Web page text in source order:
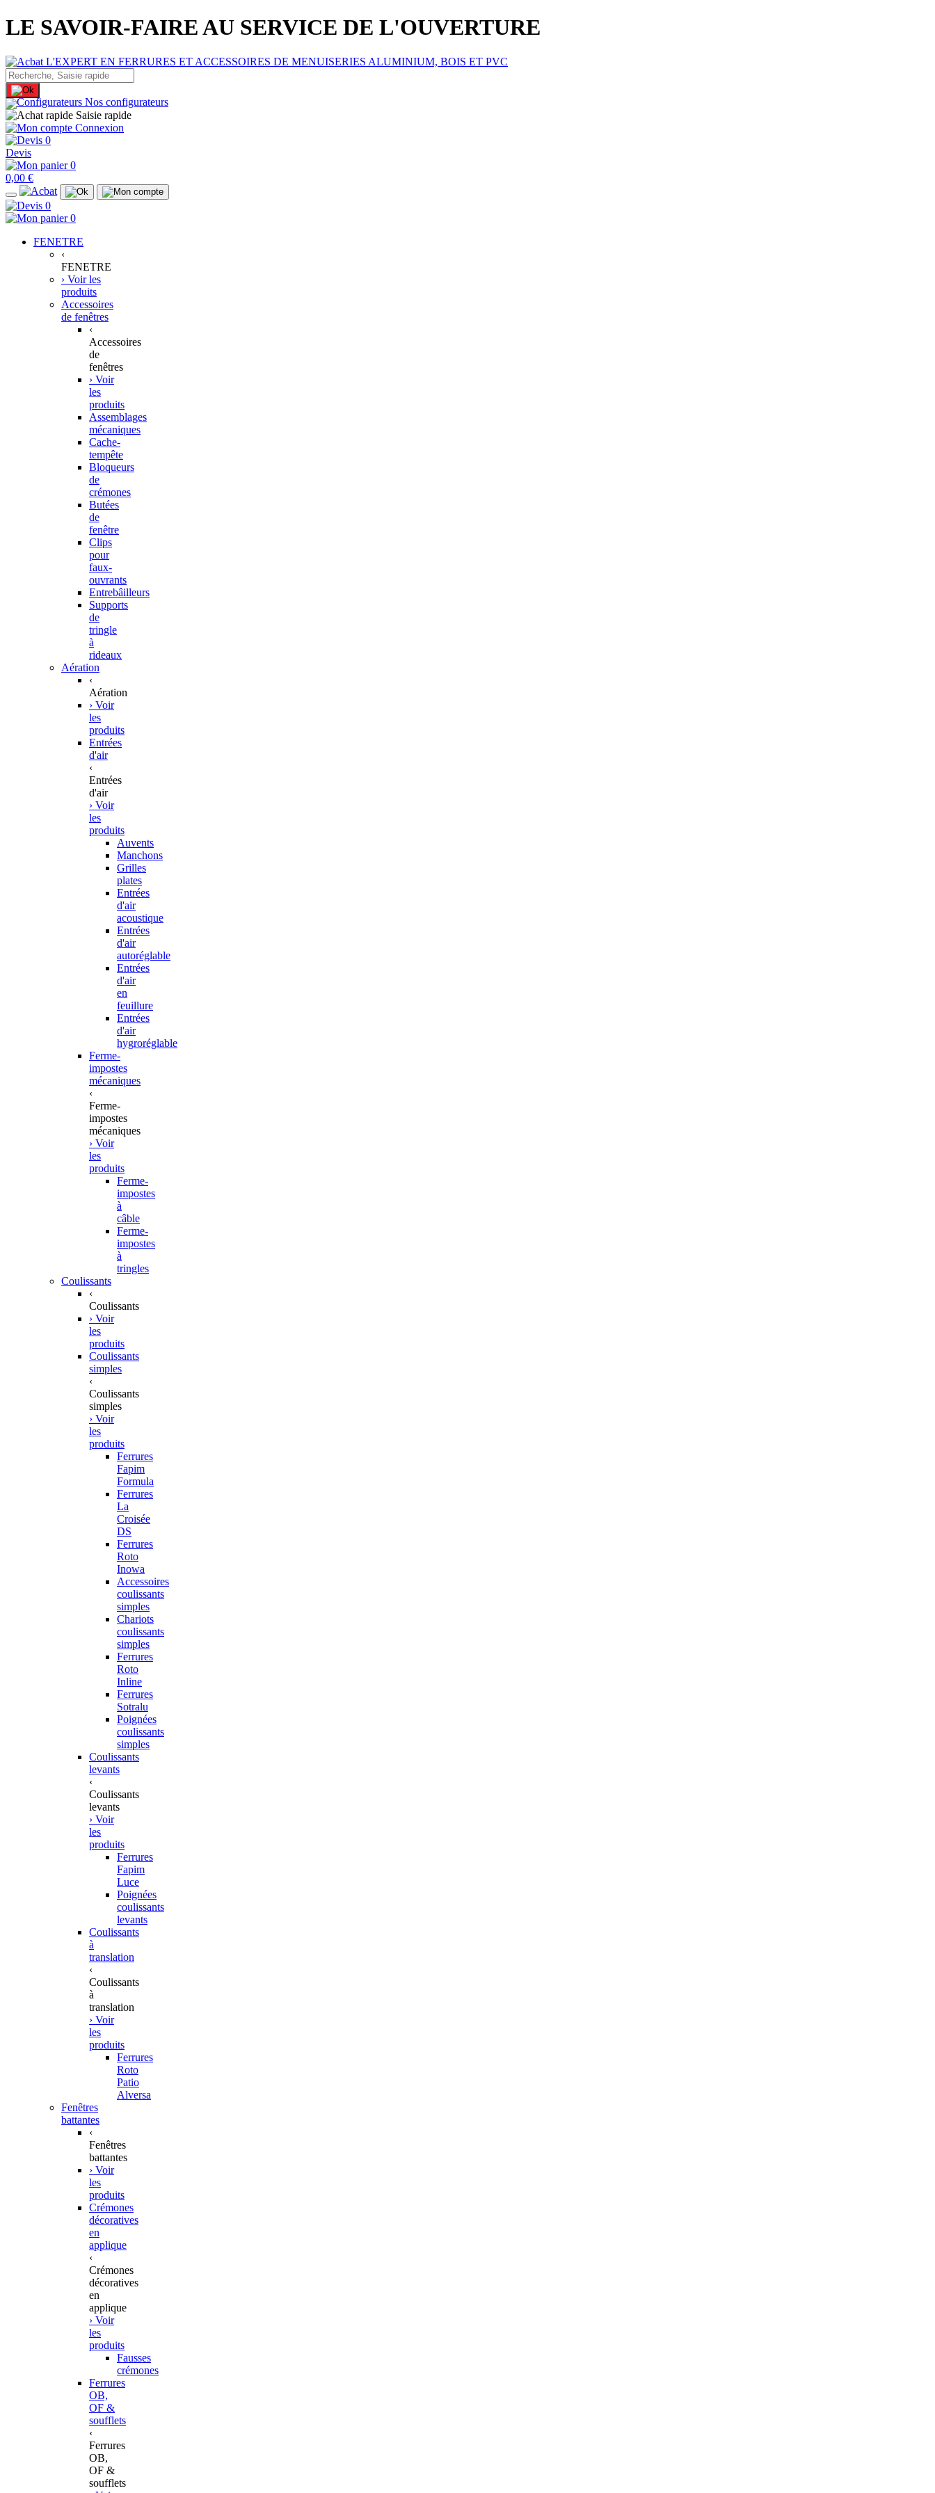
LE SAVOIR-FAIRE AU SERVICE DE L'OUVERTURE
Nos configurateurs
Saisie rapide
Connexion
0
Devis
0
0,00 €
0
0
FENETRE
‹
FENETRE
› Voir les
produits
Accessoires
de fenêtres
‹
Accessoires
de
fenêtres
› Voir
les
produits
Assemblages
mécaniques
Cache-
tempête
Bloqueurs
de
crémones
Butées
de
fenêtre
Clips
pour
faux-
ouvrants
Entrebâilleurs
Supports
de
tringle
à
rideaux
Aération
‹
Aération
› Voir
les
produits
Entrées
d'air
‹
Entrées
d'air
› Voir
les
produits
Auvents
Manchons
Grilles
plates
Entrées
d'air
acoustique
Entrées
d'air
autoréglable
Entrées
d'air
en
feuillure
Entrées
d'air
hygroréglable
Ferme-
impostes
mécaniques
‹
Ferme-
impostes
mécaniques
› Voir
les
produits
Ferme-
impostes
à
câble
Ferme-
impostes
à
tringles
Coulissants
‹
Coulissants
› Voir
les
produits
Coulissants
simples
‹
Coulissants
simples
› Voir
les
produits
Ferrures
Fapim
Formula
Ferrures
La
Croisée
DS
Ferrures
Roto
Inowa
Accessoires
coulissants
simples
Chariots
coulissants
simples
Ferrures
Roto
Inline
Ferrures
Sotralu
Poignées
coulissants
simples
Coulissants
levants
‹
Coulissants
levants
› Voir
les
produits
Ferrures
Fapim
Luce
Poignées
coulissants
levants
Coulissants
à
translation
‹
Coulissants
à
translation
› Voir
les
produits
Ferrures
Roto
Patio
Alversa
Fenêtres
battantes
‹
Fenêtres
battantes
› Voir
les
produits
Crémones
décoratives
en
applique
‹
Crémones
décoratives
en
applique
› Voir
les
produits
Fausses
crémones
Ferrures
OB,
OF &
soufflets
‹
Ferrures
OB,
OF &
soufflets